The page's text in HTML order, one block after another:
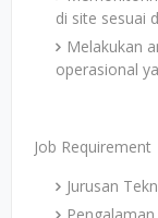
di site sesuai
Melakukan
operasional
Job Requirement
Jurusan